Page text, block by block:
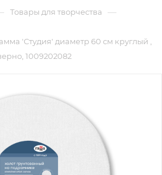
Товары для творчества —
'Студия' диаметр 60 см круглый ,
1009202082